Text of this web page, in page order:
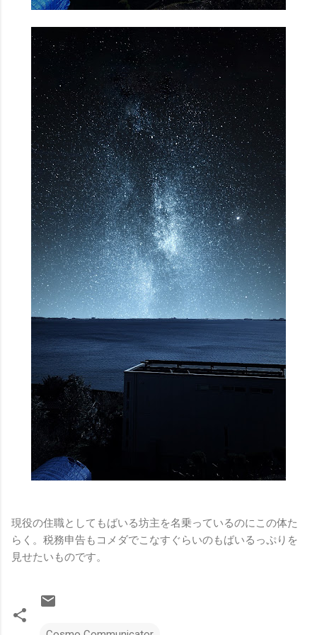
現役の住職としてもばいる坊主を名乗っているのにこの体た
らく。税務申告もコメダでこなすぐらいのもばいるっぷりを
見せたいものです。